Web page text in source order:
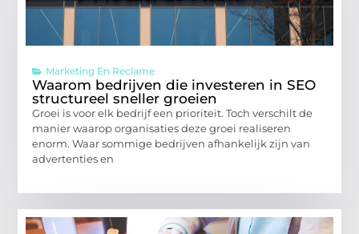
Marketing En Reclame
Waarom bedrijven die investeren in SEO
structureel sneller groeien
Groei is voor elk bedrijf een prioriteit. Toch verschilt de
manier waarop organisaties deze groei realiseren
enorm. Waar sommige bedrijven afhankelijk zijn van
advertenties en